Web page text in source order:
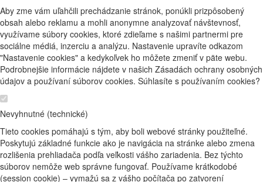
Aby zme vám uľahčili prechádzanie stránok, ponúkli prizpôsobený
obsah alebo reklamu a mohli anonymne analyzovať návštevnosť,
využívame súbory cookies, ktoré zdieľame s našimi partnermi pre
sociálne médiá, inzerciu a analýzu. Nastavenie upravíte odkazom
"Nastavenie cookies" a kedykoľvek ho môžete zmeniť v päte webu.
Podrobnejšie informácie nájdete v našich Zásadách ochrany osobných
údajov a používaní súborov cookies. Súhlasíte s používaním cookies?
Nevyhnutné (technické)
Tieto cookies pomáhajú s tým, aby boli webové stránky použiteľné.
Poskytujú základné funkcie ako je navigácia na stránke alebo zmena
rozlišenia prehliadača podľa veľkosti vášho zariadenia. Bez týchto
súborov nemôže web správne fungovať. Používame krátkodobé
(session cookie) – vymažú sa z vášho počítača po zatvorení